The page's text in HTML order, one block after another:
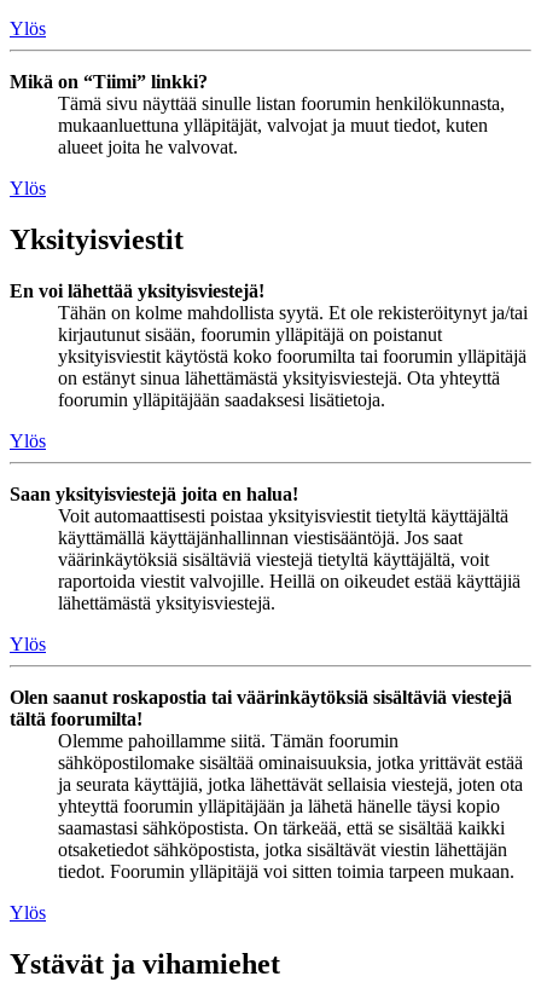
Ylös
Mikä on “Tiimi” linkki?
Tämä sivu näyttää sinulle listan foorumin henkilökunnasta,
mukaanluettuna ylläpitäjät, valvojat ja muut tiedot, kuten
alueet joita he valvovat.
Ylös
Yksityisviestit
En voi lähettää yksityisviestejä!
Tähän on kolme mahdollista syytä. Et ole rekisteröitynyt ja/tai
kirjautunut sisään, foorumin ylläpitäjä on poistanut
yksityisviestit käytöstä koko foorumilta tai foorumin ylläpitäjä
on estänyt sinua lähettämästä yksityisviestejä. Ota yhteyttä
foorumin ylläpitäjään saadaksesi lisätietoja.
Ylös
Saan yksityisviestejä joita en halua!
Voit automaattisesti poistaa yksityisviestit tietyltä käyttäjältä
käyttämällä käyttäjänhallinnan viestisääntöjä. Jos saat
väärinkäytöksiä sisältäviä viestejä tietyltä käyttäjältä, voit
raportoida viestit valvojille. Heillä on oikeudet estää käyttäjiä
lähettämästä yksityisviestejä.
Ylös
Olen saanut roskapostia tai väärinkäytöksiä sisältäviä viestejä
tältä foorumilta!
Olemme pahoillamme siitä. Tämän foorumin
sähköpostilomake sisältää ominaisuuksia, jotka yrittävät estää
ja seurata käyttäjiä, jotka lähettävät sellaisia viestejä, joten ota
yhteyttä foorumin ylläpitäjään ja lähetä hänelle täysi kopio
saamastasi sähköpostista. On tärkeää, että se sisältää kaikki
otsaketiedot sähköpostista, jotka sisältävät viestin lähettäjän
tiedot. Foorumin ylläpitäjä voi sitten toimia tarpeen mukaan.
Ylös
Ystävät ja vihamiehet